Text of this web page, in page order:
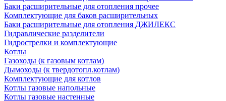
Баки расширительные для отопления прочее
Комплектующие для баков расширительных
Баки расширительные для отопления ДЖИЛЕКС
Гидравлические разделители
Гидрострелки и комплектующие
Котлы
Газоходы (к газовым котлам)
Дымоходы (к твердотопл.котлам)
Комплектующие для котлов
Котлы газовые напольные
Котлы газовые настенные